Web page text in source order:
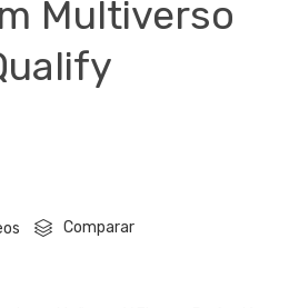
Multiverso
Comparar